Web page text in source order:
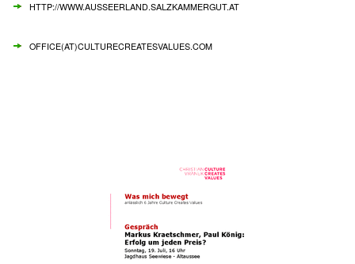
HTTP://WWW.AUSSEERLAND.SALZKAMMERGUT.AT
OFFICE(AT)CULTURECREATESVALUES.COM